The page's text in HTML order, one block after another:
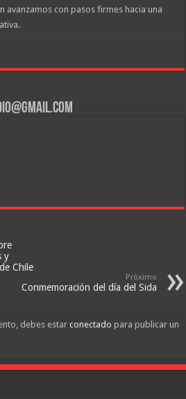
avanzamos con pasos firmes hacia una
y
Chile
Próximo
Conmemoración del día del Sida
debes estarconectado para publicar un